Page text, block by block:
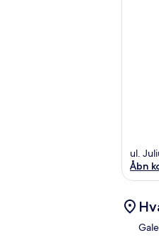
ul.
Åbn